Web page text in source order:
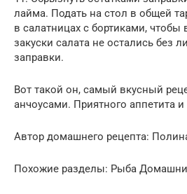
лайма. Подать на стол в общей
в салатницах с бортиками, чтобы
закуски салата не остались без
заправки.
Вот такой он, самый вкусный
анчоусами. Приятного аппетита и
Автор домашнего рецепта:
Похожие разделы: Рыба